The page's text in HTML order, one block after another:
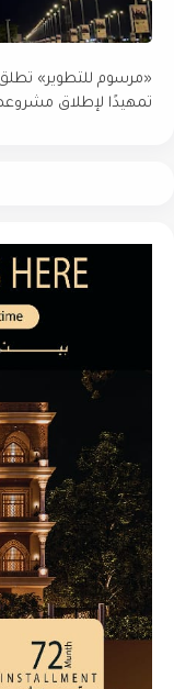
«مرسوم للتطوير»
تمهيدًا لإطلاق